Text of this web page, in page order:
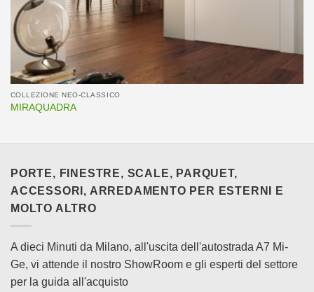
COLLEZIONE NEO-CLASSICO
MIRAQUADRA
PORTE, FINESTRE, SCALE, PARQUET,
ACCESSORI, ARREDAMENTO PER ESTERNI E
MOLTO ALTRO
A dieci Minuti da Milano, all'uscita dell'autostrada A7 Mi-
Ge, vi attende il nostro ShowRoom e gli esperti del settore
per la guida all'acquisto